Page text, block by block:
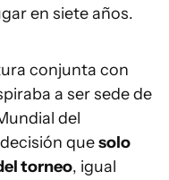
en siete años.
conjunta con
a ser sede de
del
quesolo
torneo, igual